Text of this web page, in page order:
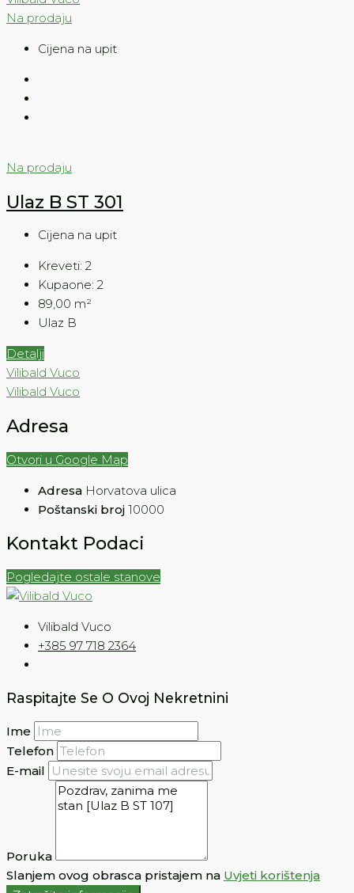
Na prodaju
Cijena na upit
Na prodaju
Ulaz B ST 301
Cijena na upit
Kreveti: 2
Kupaone: 2
89,00 m²
Ulaz B
Detalji
Vilibald Vuco
Vilibald Vuco
Adresa
Otvori u Google Map
Adresa Horvatova ulica
Poštanski broj 10000
Kontakt Podaci
Pogledajte ostale stanove
Vilibald Vuco
+385 97 718 2364
Raspitajte Se O Ovoj Nekretnini
Ime
Telefon
E-mail
Poruka
Slanjem ovog obrasca pristajem na Uvjeti korištenja